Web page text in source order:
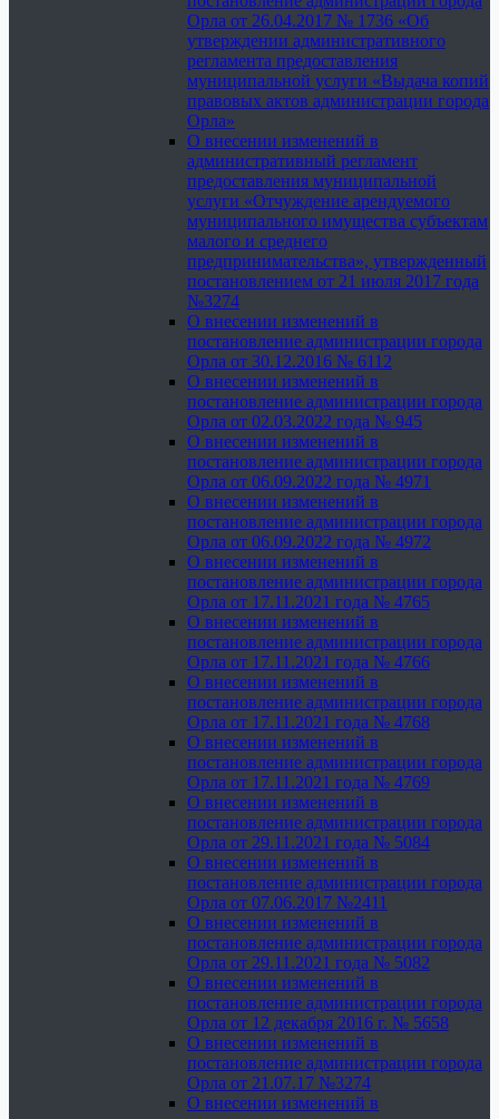
Орла от 26.04.2017 № 1736 «Об
утверждении административного
регламента предоставления
муниципальной услуги «Выдача копий
правовых актов администрации города
Орла»
О внесении изменений в
административный регламент
предоставления муниципальной
услуги «Отчуждение арендуемого
муниципального имущества субъектам
малого и среднего
предпринимательства», утвержденный
постановлением от 21 июля 2017 года
№3274
О внесении изменений в
постановление администрации города
Орла от 30.12.2016 № 6112
О внесении изменений в
постановление администрации города
Орла от 02.03.2022 года № 945
О внесении изменений в
постановление администрации города
Орла от 06.09.2022 года № 4971
О внесении изменений в
постановление администрации города
Орла от 06.09.2022 года № 4972
О внесении изменений в
постановление администрации города
Орла от 17.11.2021 года № 4765
О внесении изменений в
постановление администрации города
Орла от 17.11.2021 года № 4766
О внесении изменений в
постановление администрации города
Орла от 17.11.2021 года № 4768
О внесении изменений в
постановление администрации города
Орла от 17.11.2021 года № 4769
О внесении изменений в
постановление администрации города
Орла от 29.11.2021 года № 5084
О внесении изменений в
постановление администрации города
Орла от 07.06.2017 №2411
О внесении изменений в
постановление администрации города
Орла от 29.11.2021 года № 5082
О внесении изменений в
постановление администрации города
Орла от 12 декабря 2016 г. № 5658
О внесении изменений в
постановление администрации города
Орла от 21.07.17 №3274
О внесении изменений в